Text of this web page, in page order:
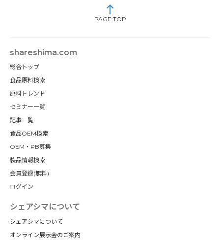
PAGE TOP
shareshima.com
総合トップ
食品原料検索
原料トレンド
セミナー一覧
記事一覧
食品OEM検索
OEM・PB募集
製品情報検索
会員登録(無料)
ログイン
シェアシマについて
シェアシマについて
オンライン展示会のご案内